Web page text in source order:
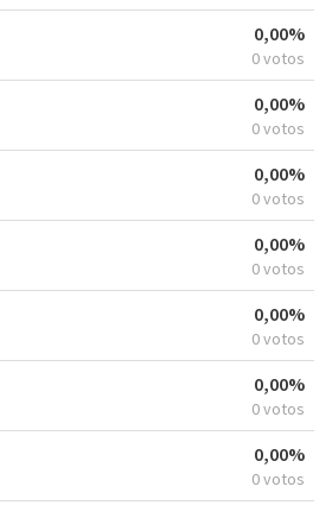
0,00%
0 votos
0,00%
0 votos
0,00%
0 votos
0,00%
0 votos
0,00%
0 votos
0,00%
0 votos
0,00%
0 votos